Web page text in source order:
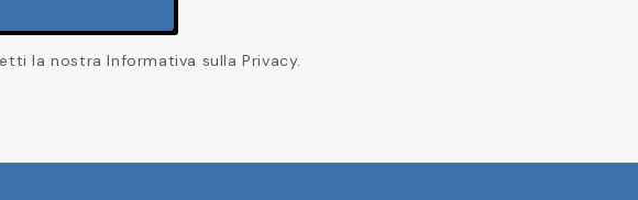
la nostra Informativa sulla Privacy.